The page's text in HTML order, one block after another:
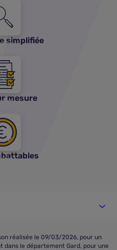
simplifiée
mesure
réalisée le 09/03/2026, pour un
dans le département Gard, pour une